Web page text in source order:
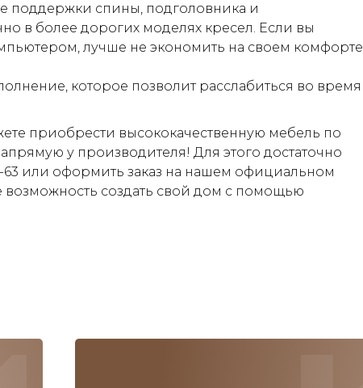
поддержки спины, подголовника и
в более дорогих моделях кресел. Если вы
лучше не экономить на своем комфорте
которое позволит расслабиться во время
приобрести высококачественную мебель по
у производителя! Для этого достаточно
или оформить заказ на нашем официальном
возможность создать свой дом с помощью